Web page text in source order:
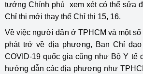
tướng Chính phủ xem xét có thể sửa
Chỉ thị mới thay thế Chỉ thị 15, 16.
Về việc người dân ở TPHCM và một
phát trở về địa phương, Ban Chỉ đạo
COVID-19 quốc gia cũng như Bộ Y tế
hướng dẫn các địa phương như